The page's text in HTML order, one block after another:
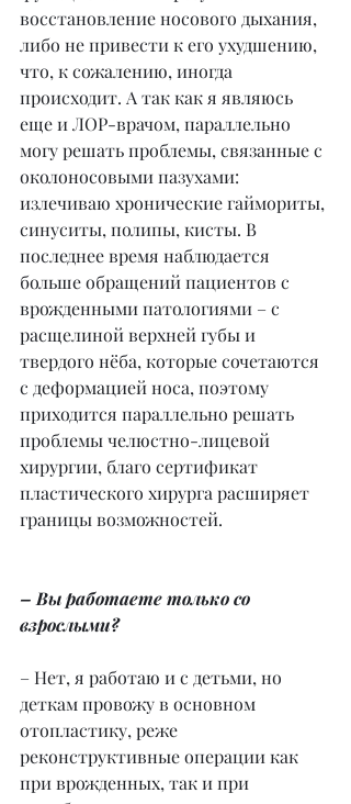
восстановление носового дыхания,
либо не привести к его ухудшению,
что, к сожалению, иногда
происходит. А так как я являюсь
еще и ЛОР-врачом, параллельно
могу решать проблемы, связанные с
околоносовыми пазухами:
излечиваю хронические гаймориты,
синуситы, полипы, кисты. В
последнее время наблюдается
больше обращений пациентов с
врожденными патологиями – с
расщелиной верхней губы и
твердого нёба, которые сочетаются
с деформацией носа, поэтому
приходится параллельно решать
проблемы челюстно-лицевой
хирургии, благо сертификат
пластического хирурга расширяет
границы возможностей.
– Вы работаете только со
взрослыми?
– Нет, я работаю и с детьми, но
деткам провожу в основном
отопластику, реже
реконструктивные операции как
при врожденных, так и при